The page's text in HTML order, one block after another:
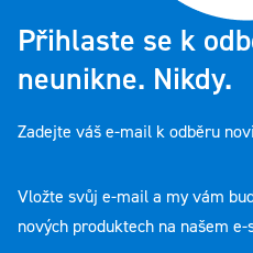
Přihlaste se k
neunikne. Nikdy.
Zadejte váš e-mail k odběru
Vložte svůj e-mail a my vám
nových produktech na našem e-